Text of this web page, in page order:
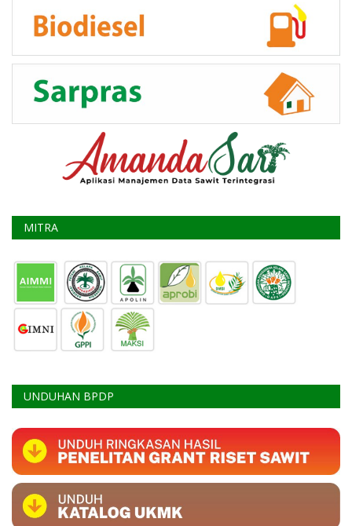
MITRA
UNDUHAN BPDP